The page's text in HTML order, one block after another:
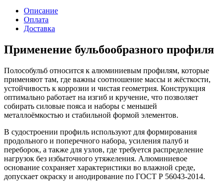
Описание
Оплата
Доставка
Применение бульбообразного профиля
Полособульб относится к алюминиевым профилям, которые
применяют там, где важны соотношение массы и жёсткости,
устойчивость к коррозии и чистая геометрия. Конструкция
оптимально работает на изгиб и кручение, что позволяет
собирать силовые пояса и наборы с меньшей
металлоёмкостью и стабильной формой элементов.
В судостроении профиль используют для формирования
продольного и поперечного набора, усиления палуб и
переборок, а также для узлов, где требуется распределение
нагрузок без избыточного утяжеления. Алюминиевое
основание сохраняет характеристики во влажной среде,
допускает окраску и анодирование по ГОСТ Р 56043-2014.